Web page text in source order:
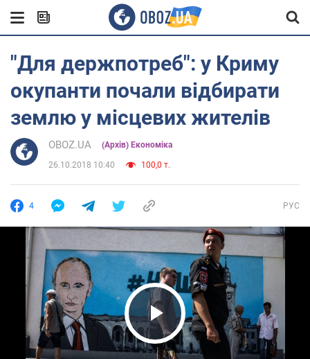
"Для держпотреб": у Криму
окупанти почали відбирати
землю у місцевих жителів
OBOZ.UA (Архів) Економіка
26.10.2018 10:40 100,0 т.
4 РУС
Play Video